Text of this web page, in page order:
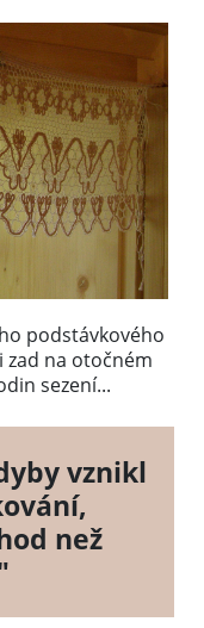
podstávkového
zad na otočném
sezení...
vznikl
než